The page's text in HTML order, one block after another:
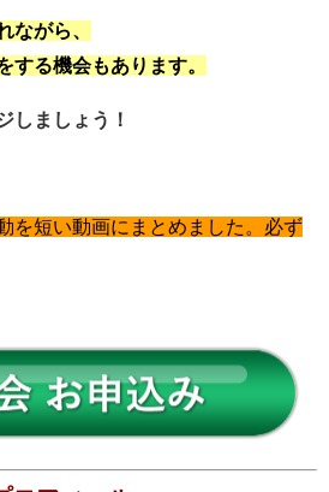
ながら、
する機会もあります。
しましょう！
を短い動画にまとめました。 必ず